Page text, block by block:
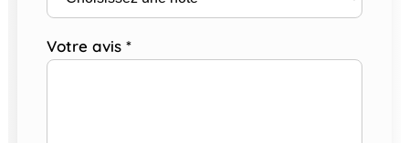
Votre avis *